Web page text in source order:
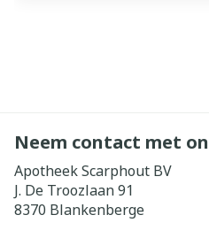
Neem contact met
Apotheek Scarphout BV
J. De Troozlaan 91
8370 Blankenberge